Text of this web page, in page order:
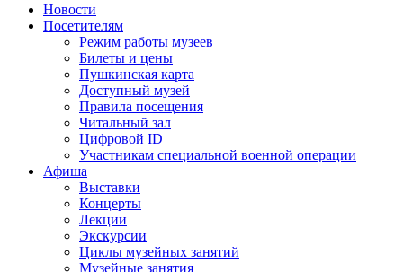
Новости
Посетителям
Режим работы музеев
Билеты и цены
Пушкинская карта
Доступный музей
Правила посещения
Читальный зал
Цифровой ID
Участникам специальной военной операции
Афиша
Выставки
Концерты
Лекции
Экскурсии
Циклы музейных занятий
Музейные занятия